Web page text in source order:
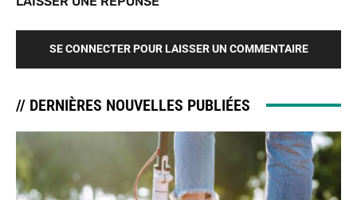
SE CONNECTER POUR LAISSER UN COMMENTAIRE
// DERNIÈRES NOUVELLES PUBLIÉES